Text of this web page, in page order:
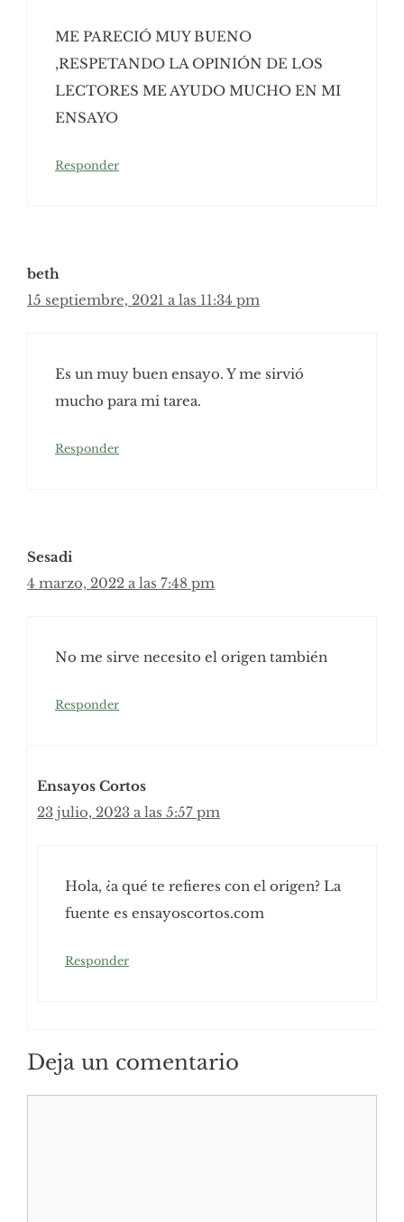
ME PARECIÓ MUY BUENO
,RESPETANDO LA OPINIÓN DE LOS
LECTORES ME AYUDO MUCHO EN MI
ENSAYO
Responder
beth
15 septiembre, 2021 a las 11:34 pm
Es un muy buen ensayo. Y me sirvió
mucho para mi tarea.
Responder
Sesadi
4 marzo, 2022 a las 7:48 pm
No me sirve necesito el origen también
Responder
Ensayos Cortos
23 julio, 2023 a las 5:57 pm
Hola, ¿a qué te refieres con el origen? La
fuente es ensayoscortos.com
Responder
Deja un comentario